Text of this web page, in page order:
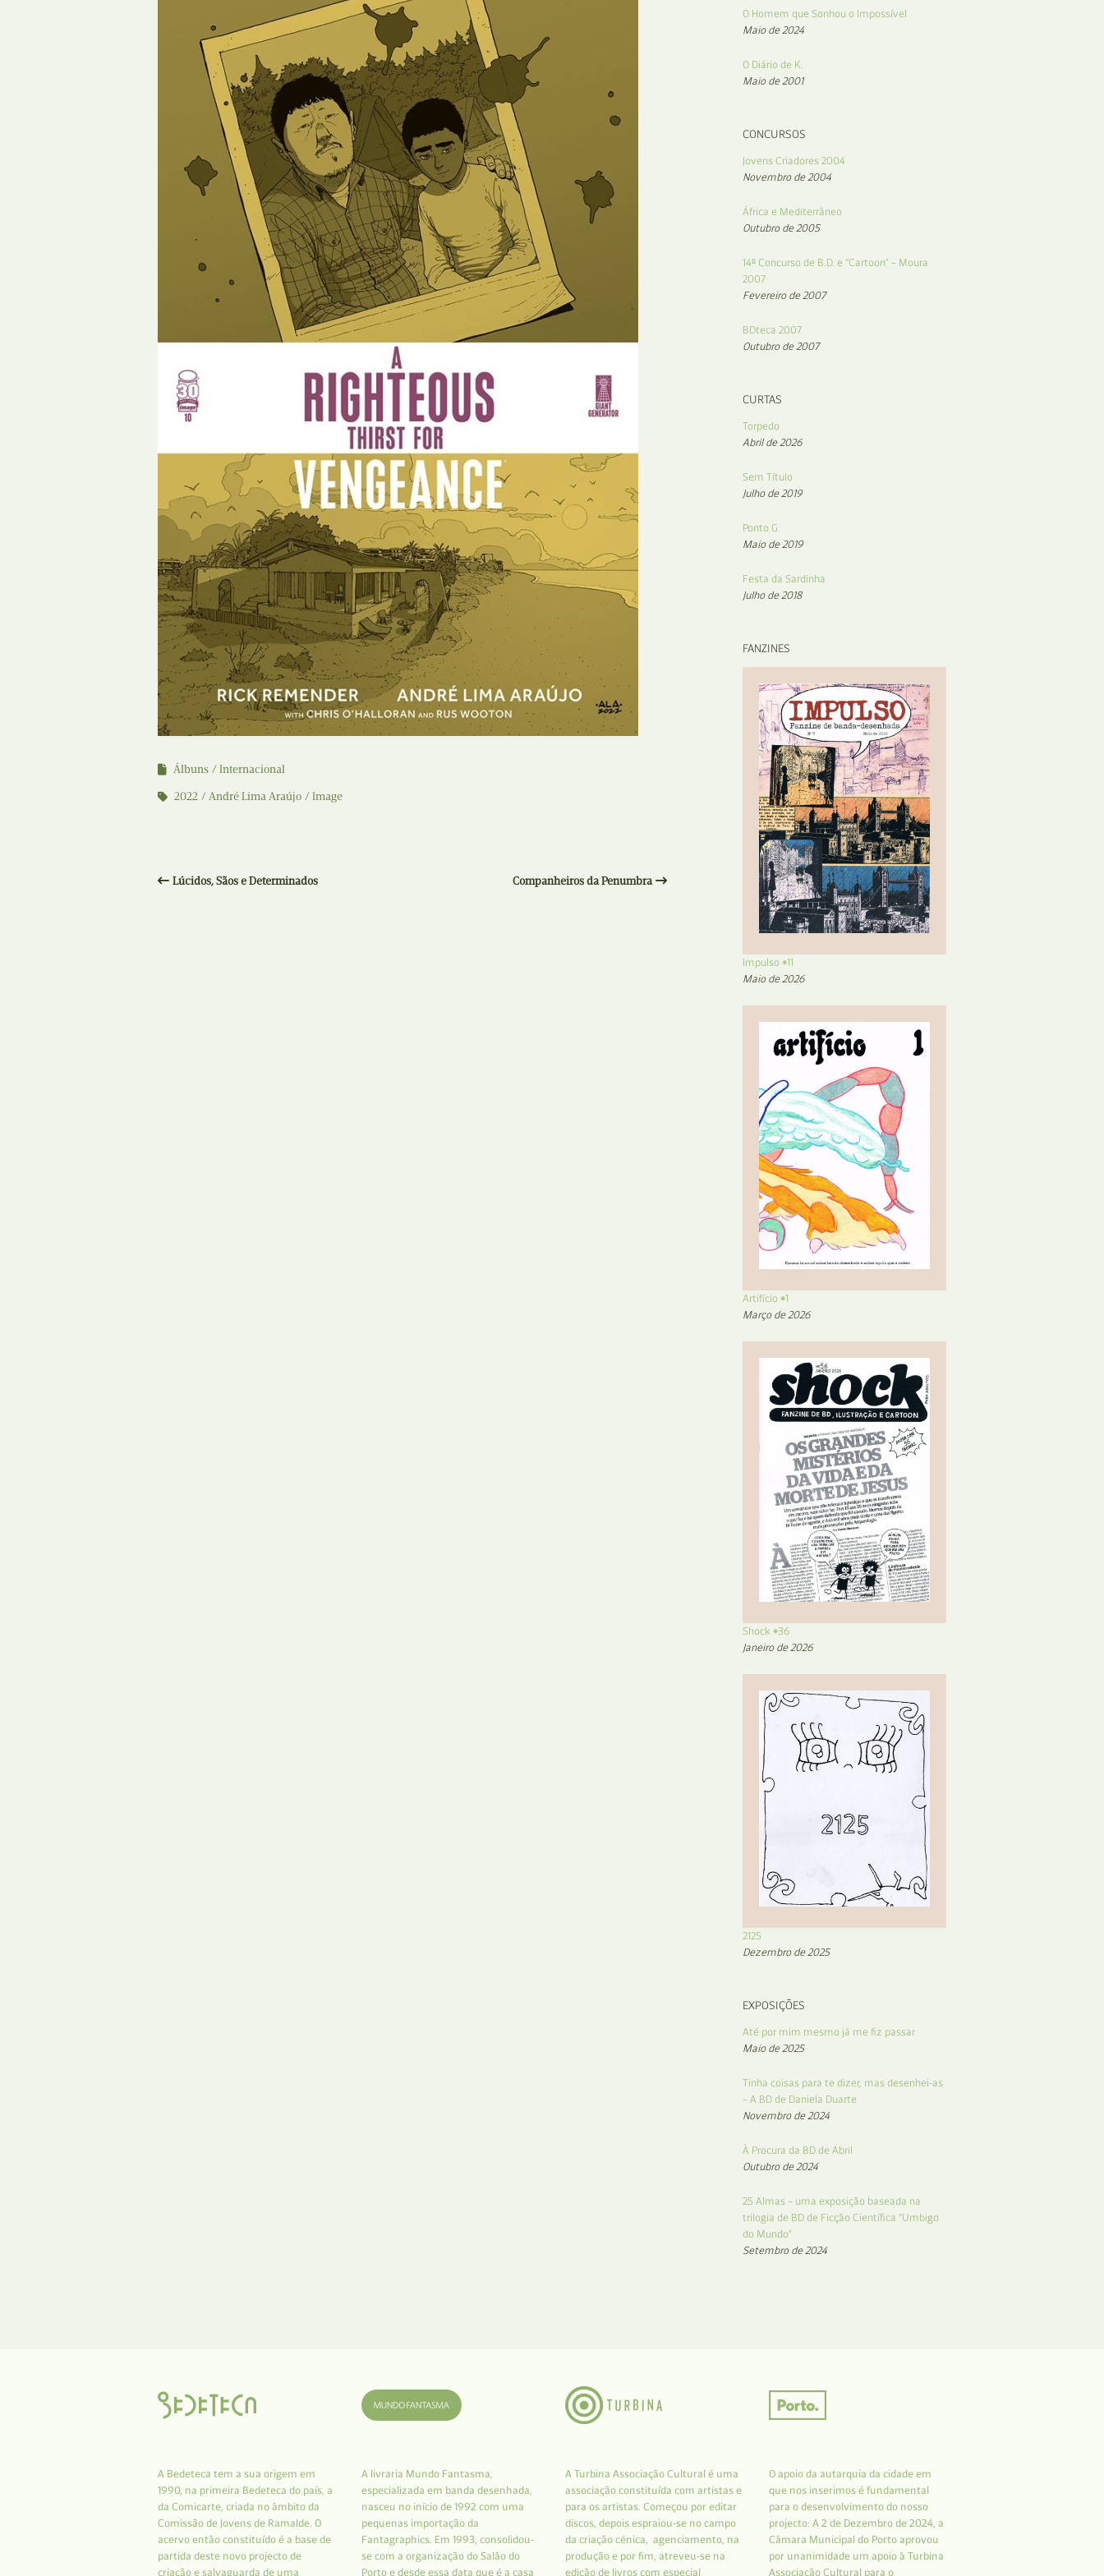
Bolsas
Colóquios
Concursos
Curtas
Edição Digital
Edição Portuguesa
Exposições e Eventos
Fanzines
Festivais e Salões
Formação
Internacional
Estudos
Óbitos
Para BD
Publicação Original
Programas e Catálogos
Publicações em periódicos
Álbuns
Internacional
2022
André Lima Araújo Image
Lúcidos, Sãos e Determinados Companheiros da Penumbra
O Homem que Sonhou o Impossível
Maio de 2024
O Diário de K.
Maio de 2001
CONCURSOS
Jovens Criadores 2004
Novembro de 2004
África e Mediterrâneo
Outubro de 2005
14º Concurso de B.D. e “Cartoon” – Moura
2007
Fevereiro de 2007
BDteca 2007
Outubro de 2007
CURTAS
Torpedo
Abril de 2026
Sem Título
Julho de 2019
Ponto G
Maio de 2019
Festa da Sardinha
Julho de 2018
FANZINES
Impulso #11
Maio de 2026
Artifício #1
Março de 2026
Shock #36
Janeiro de 2026
2125
Dezembro de 2025
EXPOSIÇÕES
Até por mim mesmo já me fiz passar
Maio de 2025
Tinha coisas para te dizer, mas desenhei-as
– A BD de Daniela Duarte
Novembro de 2024
À Procura da BD de Abril
Outubro de 2024
25 Almas – uma exposição baseada na
trilogia de BD de Ficção Científica “Umbigo
do Mundo”
Setembro de 2024
A Bedeteca tem a sua origem em
1990, na primeira Bedeteca do país, a
da Comicarte, criada no âmbito da
Comissão de Jovens de Ramalde. O
acervo então constituído é a base de
partida deste novo projecto de
criação e salvaguarda de uma
A livraria Mundo Fantasma,
especializada em banda desenhada,
nasceu no início de 1992 com uma
pequenas importação da
Fantagraphics. Em 1993, consolidou-
se com a organização do Salão do
Porto e desde essa data que é a casa
A Turbina Associação Cultural é uma
associação constituída com artistas e
para os artistas. Começou por editar
discos, depois espraiou-se no campo
da criação cénica, agenciamento, na
produção e por fim, atreveu-se na
edição de livros com especial
O apoio da autarquia da cidade em
que nos inserimos é fundamental
para o desenvolvimento do nosso
projecto: A 2 de Dezembro de 2024, a
Câmara Municipal do Porto aprovou
por unanimidade um apoio à Turbina
Associação Cultural para o